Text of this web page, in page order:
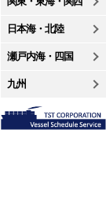
日本海・北陸
瀬戸内海・四国
九州